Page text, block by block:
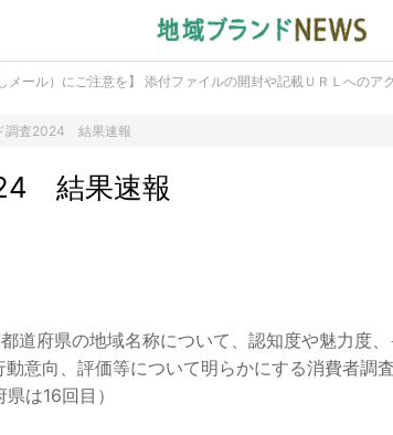
メール）にご注意を】 添付ファイルの開封や記載ＵＲＬへのア
調査2024 結果速報
結果速報
道府県の地域名称について、認知度や魅力度
意向、評価等について明らかにする消費者調
は16回目）